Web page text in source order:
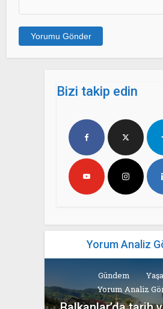
Bizi takip edin
Yorum Analiz
Gündem
Yorum Analiz